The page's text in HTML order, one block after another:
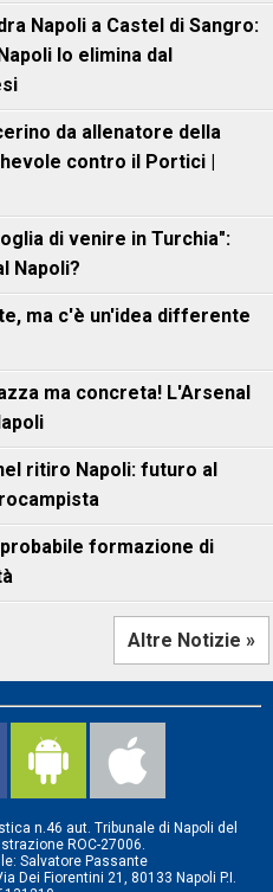
Napoli a Castel di Sangro:
lo elimina dal
da allenatore della
contro il Portici |
di venire in Turchia":
Napoli?
ma c'è un'idea differente
ma concreta! L'Arsenal
ritiro Napoli: futuro al
formazione di
Altre Notizie »
n.46 aut. Tribunale di Napoli del
ROC-27006.
Salvatore Passante
Dei Fiorentini 21, 80133 Napoli P.I.